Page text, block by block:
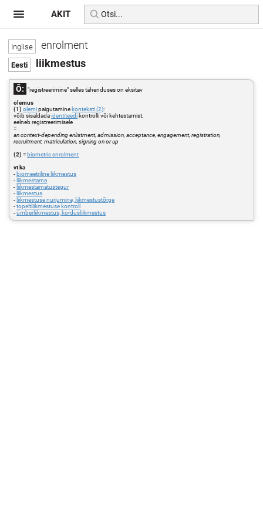
enrolment
liikmestus
Õ:
"registreerimine" selles tähenduses on eksitav
olemus
(1) olemipaigutamine konteksti (2):
võib sisaldadaidentiteedi kontrolli või kehtestamist,
eelneb registreerimisele
=
an context-depending enlistment, admission, acceptance, engagement, registration,
recruitment, matriculation, signing on or up
(2) = biometric enrolment
vt ka
- biomeetriline liikmestus
- liikmestama
- liikmestamatustegur
- liikmestus
- liikmestuse nurjumine, liikmestustõrge
-topeltliikmestuse kontroll
-ümberliikmestus; kordusliikmestus
AKIT